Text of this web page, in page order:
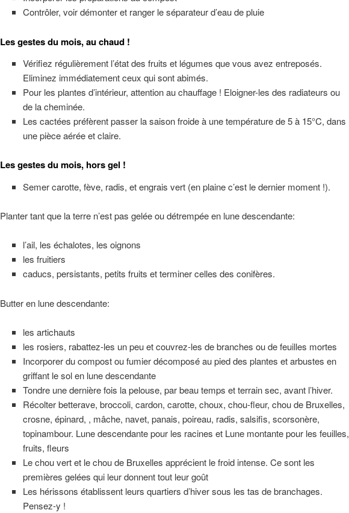
Contrôler, voir démonter et ranger le séparateur d’eau de pluie
Les gestes du mois, au chaud !
Vérifiez régulièrement l’état des fruits et légumes que vous avez entreposés.
Eliminez immédiatement ceux qui sont abimés.
Pour les plantes d’intérieur, attention au chauffage ! Eloigner-les des radiateurs ou
de la cheminée.
Les cactées préfèrent passer la saison froide à une température de 5 à 15°C, dans
une pièce aérée et claire.
Les gestes du mois, hors gel !
Semer carotte, fève, radis, et engrais vert (en plaine c’est le dernier moment !).
Planter tant que la terre n’est pas gelée ou détrempée en lune descendante:
l’ail, les échalotes, les oignons
les fruitiers
caducs, persistants, petits fruits et terminer celles des conifères.
Butter en lune descendante:
les artichauts
les rosiers, rabattez-les un peu et couvrez-les de branches ou de feuilles mortes
Incorporer du compost ou fumier décomposé au pied des plantes et arbustes en
griffant le sol en lune descendante
Tondre une dernière fois la pelouse, par beau temps et terrain sec, avant l’hiver.
Récolter betterave, broccoli, cardon, carotte, choux, chou-fleur, chou de Bruxelles,
crosne, épinard, , mâche, navet, panais, poireau, radis, salsifis, scorsonère,
topinambour. Lune descendante pour les racines et Lune montante pour les feuilles,
fruits, fleurs
Le chou vert et le chou de Bruxelles apprécient le froid intense. Ce sont les
premières gelées qui leur donnent tout leur goût
Les hérissons établissent leurs quartiers d’hiver sous les tas de branchages.
Pensez-y !